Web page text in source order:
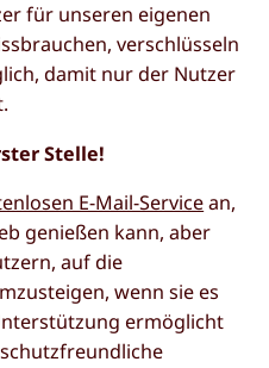
für unseren eigenen
verschlüsseln
damit nur der Nutzer
Stelle!
E-Mail-Servicean,
genießen kann, aber
auf die
wenn sie es
ermöglicht